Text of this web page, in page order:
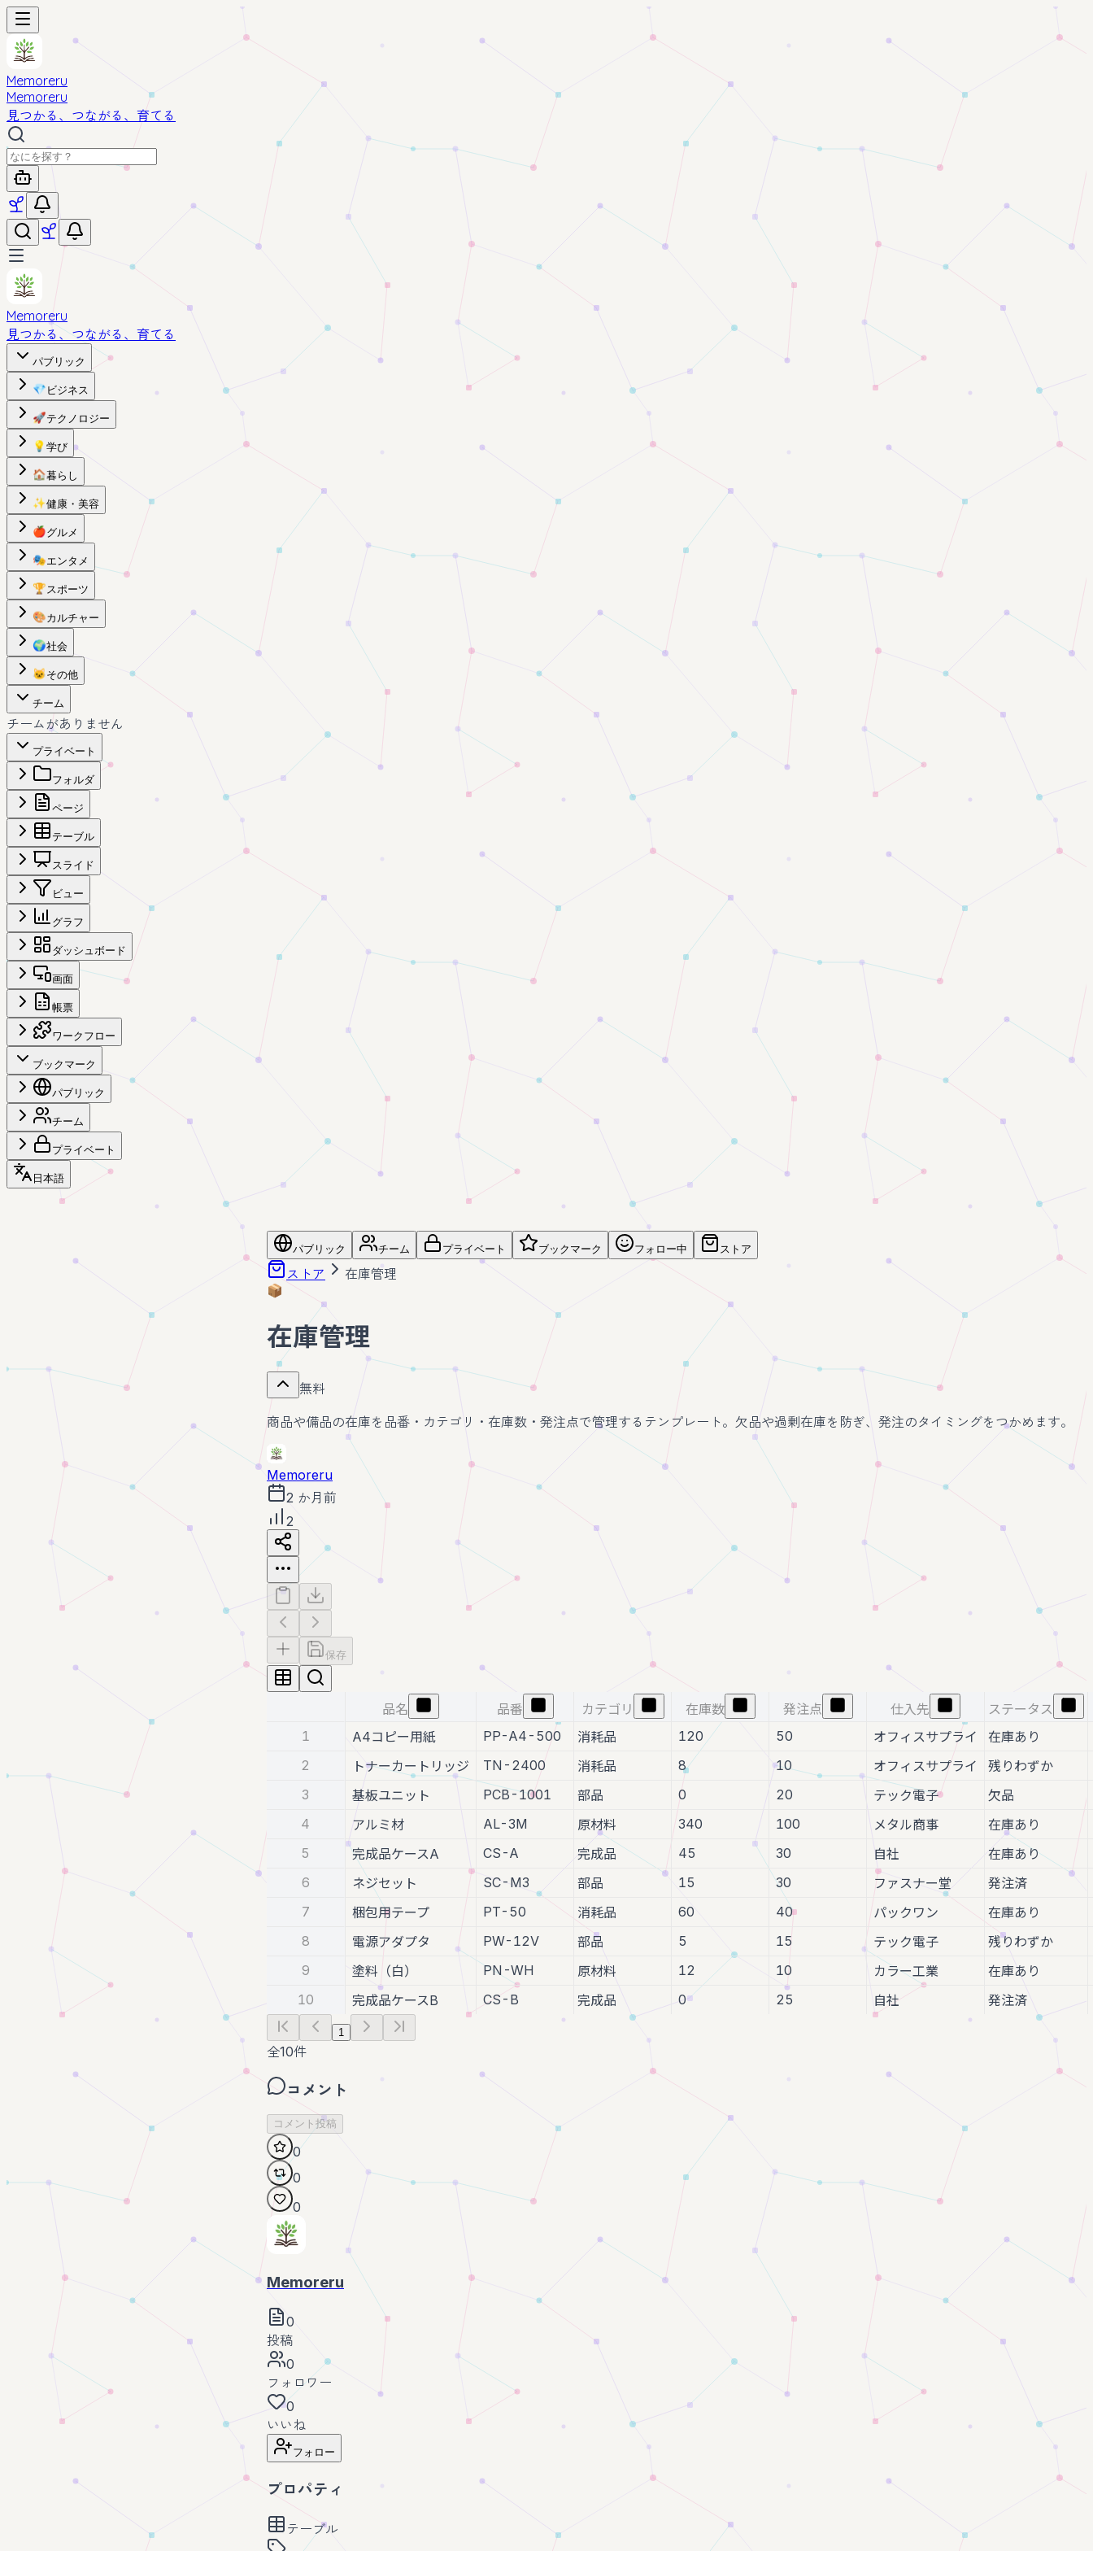
Memoreru
Memoreru
見つかる、つながる、育てる
Memoreru
見つかる、つながる、育てる
パブリック
💎 ビジネス
🚀テクノロジー
💡 学び
🏠暮らし
✨健康・美容
🍎グルメ
🎭エンタメ
🏆スポーツ
🎨カルチャー
🌍社会
🐱 その他
チーム
チームがありません
プライベート
フォルダ
ページ
テーブル
スライド
ビュー
グラフ
ダッシュボード
画面
帳票
ワークフロー
ブックマーク
パブリック
チーム
プライベート
日本語
パブリック チーム プライベート ブックマーク フォロー中 ストア
ストア 在庫管理
📦
在庫管理
無料
商品や備品の在庫を品番・カテゴリ・在庫数・発注点で管理するテンプレート。欠品や過剰在庫を防ぎ、発注のタイミングをつかめます。
Memoreru
2 か月前
2
保存
品名 品番 カテゴリ 在庫数 発注点 仕入先
ステータス
1
A4コピー用紙 PP-A4-500 消耗品 120 50 オフィスサプライ
在庫あり
2
トナーカートリッジ TN-2400 消耗品 8 10 オフィスサプライ
残りわずか
3
基板ユニット PCB-1001 部品 0 20 テック電子
欠品
4
アルミ材 AL-3M 原材料 340 100 メタル商事
在庫あり
5
完成品ケースA CS-A 完成品 45 30 自社
在庫あり
6
ネジセット SC-M3 部品 15 30 ファスナー堂
発注済
7
梱包用テープ PT-50 消耗品 60 40 パックワン
在庫あり
8
電源アダプタ PW-12V 部品 5 15 テック電子
残りわずか
9
塗料（白） PN-WH 原材料 12 10 カラー工業
在庫あり
10
完成品ケースB CS-B 完成品 0 25 自社 発注済
1
全10件
コメント
コメント投稿
0
0
0
Memoreru
0
投稿
0
フォロワー
0
いいね
フォロー
プロパティ
テーブル